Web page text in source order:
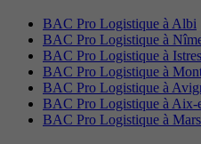
BAC Pro Logistique à Albi
BAC Pro Logistique à
BAC Pro Logistique à Istres
BAC Pro Logistique à
BAC Pro Logistique à
BAC Pro Logistique à Aix-
BAC Pro Logistique à